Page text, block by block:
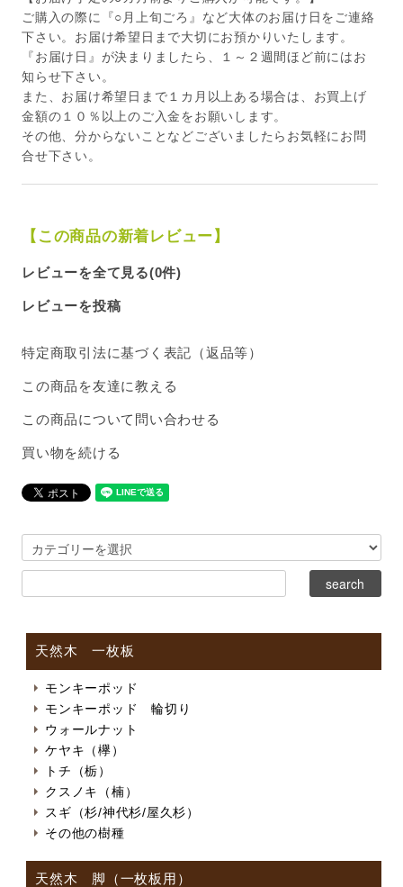
ご購入の際に『○月上旬ごろ』など大体のお届け日をご連絡
下さい。お届け希望日まで大切にお預かりいたします。
『お届け日』が決まりましたら、１～２週間ほど前にはお
知らせ下さい。
また、お届け希望日まで１カ月以上ある場合は、お買上げ
金額の１０％以上のご入金をお願いします。
その他、分からないことなどございましたらお気軽にお問
合せ下さい。
【この商品の新着レビュー】
レビューを全て見る(0件)
レビューを投稿
特定商取引法に基づく表記（返品等）
この商品を友達に教える
この商品について問い合わせる
買い物を続ける
天然木 一枚板
モンキーポッド
モンキーポッド 輪切り
ウォールナット
ケヤキ（欅）
トチ（栃）
クスノキ（楠）
スギ（杉/神代杉/屋久杉）
その他の樹種
天然木 脚（一枚板用）